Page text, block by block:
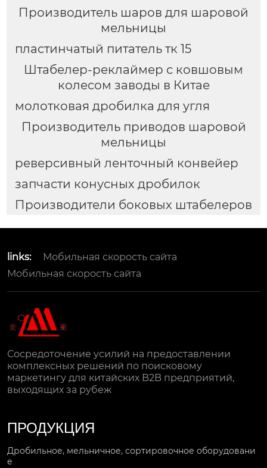
Производитель шаров для шаровой
мельницы
пластинчатый питатель тк 15
Штабелер-реклаймер с ковшовым
колесом заводы в Китае
молотковая дробилка для угля
Производитель приводов шаровой
мельницы
реверсивный ленточный конвейер
запчасти конусных дробилок
Производители боковых штабелеров
links:
Мобильная скорость сайта
Мобильная скорость сайта
Сосредоточение усилий на предоставлении
комплексных решений по поисковому
маркетингу для китайских B2B предприятий,
выходящих за рубеж
ПРОДУКЦИЯ
Дробильное, мельничное, сортировочное оборудовани
е